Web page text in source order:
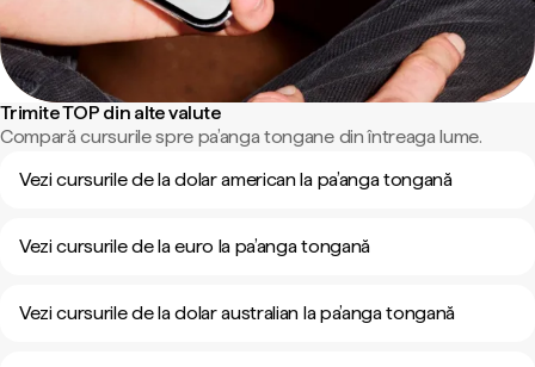
Trimite TOP din alte valute
Compară cursurile spre pa’anga tongane din întreaga lume.
Vezi cursurile de la dolar american la pa’anga tongană
Vezi cursurile de la euro la pa’anga tongană
Vezi cursurile de la dolar australian la pa’anga tongană